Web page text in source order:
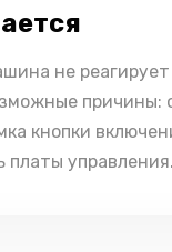
не
причины:
кнопки
платы управления.